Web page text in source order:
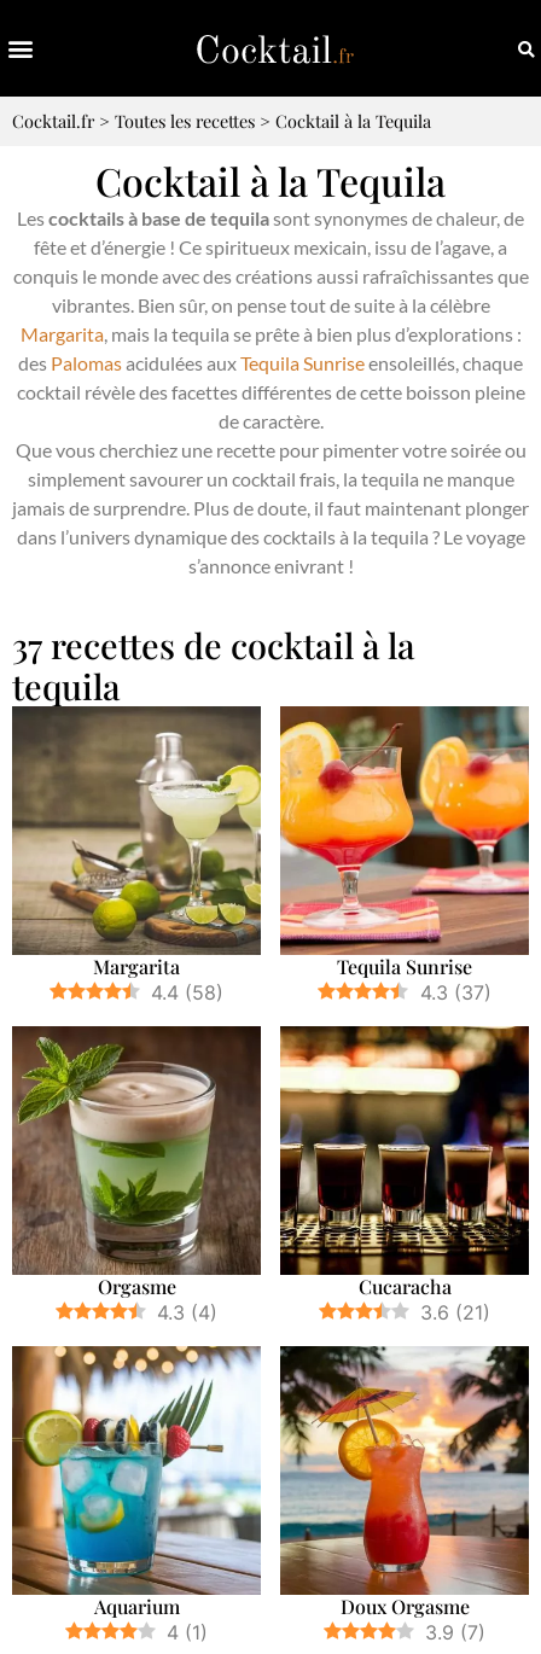
Cocktail.fr> Toutes les recettes > Cocktail à la Tequila
Cocktail à la Tequila
Lescocktails à base de tequilasont synonymes de chaleur, de
fête et d’énergie ! Ce spiritueux mexicain, issu de l’agave, a
conquis le monde avec des créations aussi rafraîchissantes que
vibrantes. Bien sûr, on pense tout de suite à la célèbre
Margarita, mais la tequila se prête à bien plus d’explorations :
des Palomasacidulées auxTequila Sunriseensoleillés, chaque
cocktail révèle des facettes différentes de cette boisson pleine
de caractère.
Que vous cherchiez une recette pour pimenter votre soirée ou
simplement savourer un cocktail frais, la tequila ne manque
jamais de surprendre. Plus de doute, il faut maintenant plonger
dans l’univers dynamique des cocktails à la tequila ? Le voyage
s’annonce enivrant !
37 recettes de cocktail à la
tequila
Margarita
4.4 (58)
Tequila Sunrise
4.3 (37)
Orgasme
4.3 (4)
Cucaracha
3.6 (21)
Aquarium
4 (1)
Doux Orgasme
3.9 (7)